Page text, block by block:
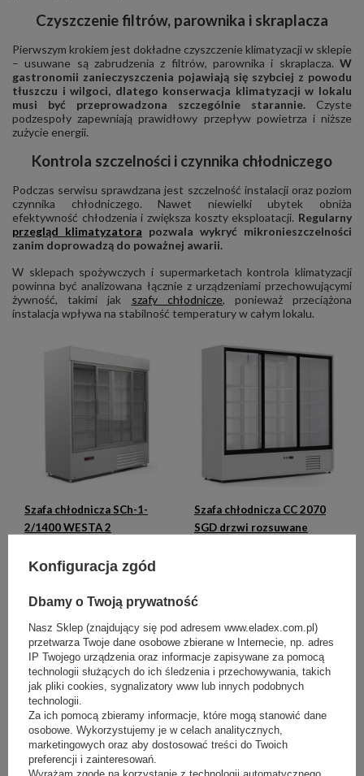
Czyszczenie filtrów, parownika i skraplacza
Pierwszym krokiem jest dokładne czyszczenie klimatyzacji w sklepie
– usuwane są zabrudzenia z filtrów, parownika i skraplacza. W
gastronomii zanieczyszczenia pojawiają się szybciej z powodu
tłuszczu i wilgoci, dlatego konserwacja klimatyzacji w lokalu
musi być przeprowadzona szczególnie starannie. Czyste
podzespoły zapewniają prawidłowy przepływ powietrza i niższe
zużycie energii.
Kontrola szczelności i czynnika chłodniczego
Podczas serwisu sprawdzana jest szczelność instalacji oraz poziom
czynnika chłodniczego. Nawet niewielki ubytek obniża
efektywność chłodzenia i zwiększa koszty eksploatacji. Regularny
przegląd klimatyzatora pozwala wykryć mikronieszczelności
zanim doprowadzą do poważnej awarii.
W sklepach spożywczych i supermarketach kontrola klimatyzacji
powinna być analizowana łącznie z urządzeniami przechowującymi
żywność, takimi jak szafy chłodnicze, ponieważ przeciążona
instalacja wpływa na stabilność temperatury w całym lokalu.
Szafa chłodnicza SCh-1-
2/1400 WESTA 2
Szafa chłodnicza CC 2070
SGD drzwi rozsuwane
Szafa chłodnicza CC 1200
SGD drzwi rozsuwane
Konfiguracja zgód
Dbamy o Twoją prywatność
Nasz Sklep (znajdujący się pod adresem www.eladex.com.pl)
przetwarza Twoje dane osobowe zbierane w Internecie, np. adres
IP Twojego urządzenia oraz informacje zapisywane za pomocą
technologii służących do ich śledzenia i przechowywania, takich
jak pliki cookies, sygnalizatory www lub innych podobnych
technologii.
Za ich pomocą zbieramy informacje, które mogą stanowić dane
osobowe. Wykorzystujemy je w celach analitycznych,
marketingowych oraz aby dostosować treści do Twoich
preferencji i zainteresowań.
Wyrażam zgodę na korzystanie z technologii automatycznego